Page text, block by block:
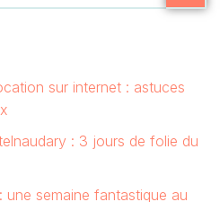
sur internet : astuces
: 3 jours de folie du
une semaine fantastique au